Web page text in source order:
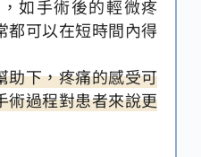
如手術後的輕微疼
都可以在短時間內得
助下，疼痛的感受可
術過程對患者來說更